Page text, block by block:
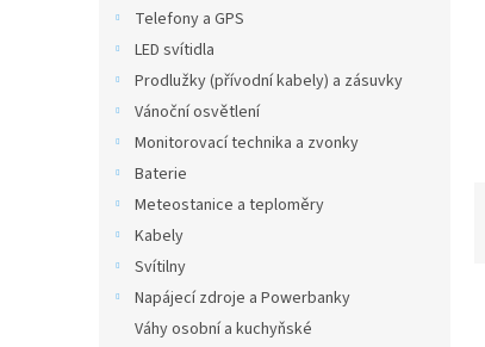
Telefony a GPS
LED svítidla
Prodlužky (přívodní kabely) a zásuvky
Vánoční osvětlení
Monitorovací technika a zvonky
Baterie
Meteostanice a teploměry
Kabely
Svítilny
Napájecí zdroje a Powerbanky
Váhy osobní a kuchyňské